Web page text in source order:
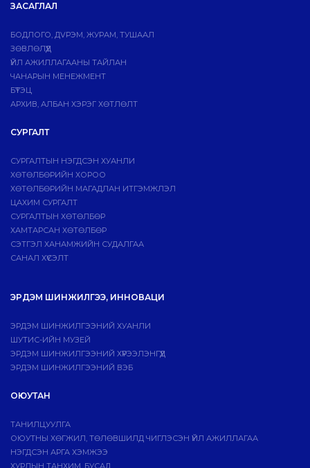
ЗАСАГЛАЛ
БОДЛОГО, ДVРЭМ, ЖУРАМ, ТУШААЛ
ЗӨВЛӨЛҮҮД
ҮЙЛ АЖИЛЛАГААНЫ ТАЙЛАН
ЧАНАРЫН МЕНЕЖМЕНТ
БҮТЭЦ
АРХИВ, АЛБАН ХЭРЭГ ХӨТЛӨЛТ
СУРГАЛТ
СУРГАЛТЫН НЭГДСЭН ХУАНЛИ
ХӨТӨЛБӨРИЙН ХОРОО
ХӨТӨЛБӨРИЙН МАГАДЛАН ИТГЭМЖЛЭЛ
ЦАХИМ СУРГАЛТ
СУРГАЛТЫН ХӨТӨЛБӨР
ХАМТАРСАН ХӨТӨЛБӨР
СЭТГЭЛ ХАНАМЖИЙН СУДАЛГАА
САНАЛ ХҮСЭЛТ
ЭРДЭМ ШИНЖИЛГЭЭ, ИННОВАЦИ
ЭРДЭМ ШИНЖИЛГЭЭНИЙ ХУАНЛИ
ШУТИС-ИЙН МУЗЕЙ
ЭРДЭМ ШИНЖИЛГЭЭНИЙ ХҮРЭЭЛЭНГҮҮД
ЭРДЭМ ШИНЖИЛГЭЭНИЙ ВЭБ
ОЮУТАН
ТАНИЛЦУУЛГА
ОЮУТНЫ ХӨГЖИЛ, ТӨЛӨВШИЛД ЧИГЛЭСЭН ҮЙЛ АЖИЛЛАГАА
НЭГДСЭН АРГА ХЭМЖЭЭ